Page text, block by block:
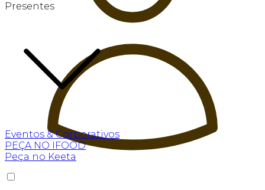
Presentes
Eventos & Corporativos
PEÇA NO IFOOD
Peça no Keeta